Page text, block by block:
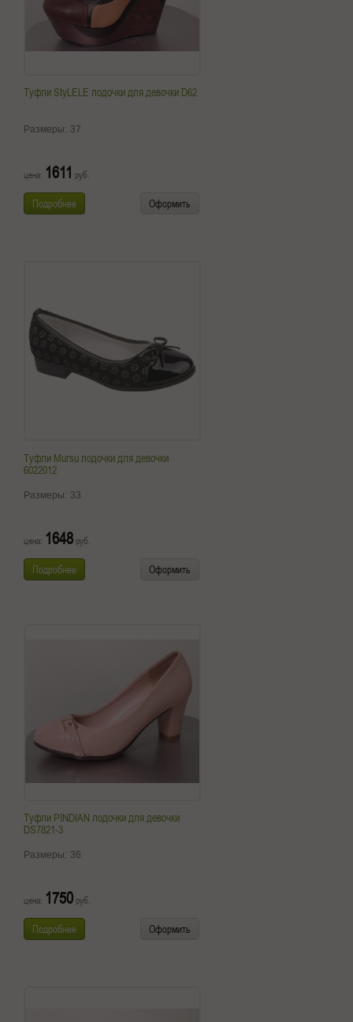
Туфли StyLELE лодочки для девочки D62
Размеры: 37
цена: 1611 руб.
Подробнее Оформить
Туфли Mursu лодочки для девочки
6022012
Размеры: 33
цена: 1648 руб.
Подробнее Оформить
Туфли PINDIAN лодочки для девочки
DS7821-3
Размеры: 36
цена: 1750 руб.
Подробнее Оформить